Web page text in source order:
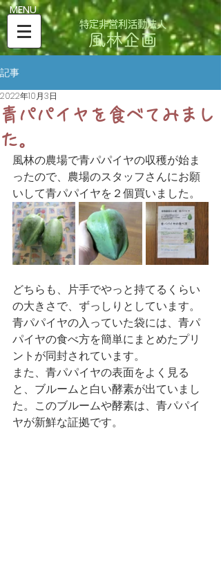
​MENU
特定非営利活動法人
風林企画
記事
青パパイヤを食べてみまし
た。
2022年10月3日
風林の農場で青パパイヤの収穫が始ま
ったので、農場のスタッフさんにお願
いして青パパイヤを２個買いました。
どちらも、片手でやっと持てるくらい
の大きさで、ずっしりとしています。
青パパイヤの入っていた袋には、青パ
パイヤの食べ方を簡単にまとめたプリ
ントが同封されています。
また、青パパイヤの表面をよく見る
と、ブルームと白い酵素が出ていまし
た。このブルームや酵素は、青パパイ
ヤが新鮮な証拠です。